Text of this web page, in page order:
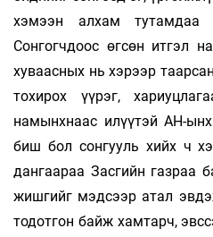
хэмээн алхам
Сонгогчдоос өгсөн итгэл
хуваасных нь хэрээр
тохирох үүрэг,
намынхнаас илүүтэй АН-
биш бол сонгууль хийх ч
дангаараа Засгийн газраа
жишгийг мэдсээр атал
тодотгон байж хамтарч,